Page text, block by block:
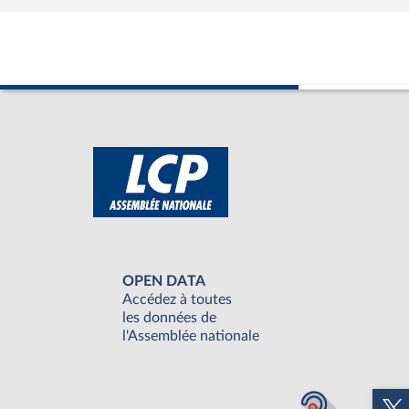
OPEN DATA
Accédez à toutes
les données de
l'Assemblée nationale